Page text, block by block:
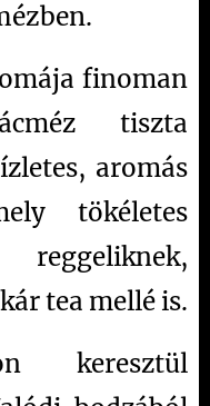
finoman
tiszta
aromás
tökéletes
tea mellé is.
keresztül